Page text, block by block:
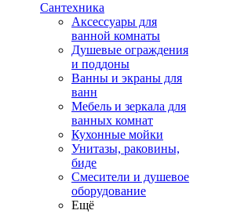
Сантехника
Аксессуары для
ванной комнаты
Душевые ограждения
и поддоны
Ванны и экраны для
ванн
Мебель и зеркала для
ванных комнат
Кухонные мойки
Унитазы, раковины,
биде
Смесители и душевое
оборудование
Ещё